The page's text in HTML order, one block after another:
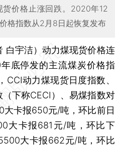
货价格止涨回跌。2020年12
格指数从2月8日起恢复发布
白宇洁） 动力煤现货价格连
底停发的主流煤炭价格指
动力煤现货日度指数、
下称CECI）、易煤指数对
卡报650元/吨，环比前日
大卡报681元/吨，环比下
大卡报662元/吨，环比